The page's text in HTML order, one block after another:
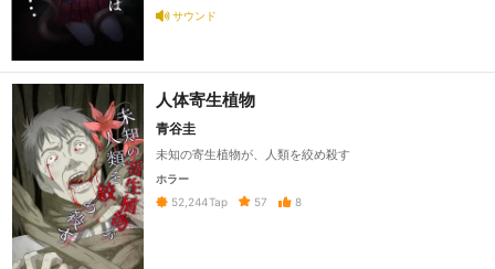
サウンド
人体寄生植物
青谷圭
未知の寄生植物が、人類を絞め殺す
ホラー
52,244Tap 57 8